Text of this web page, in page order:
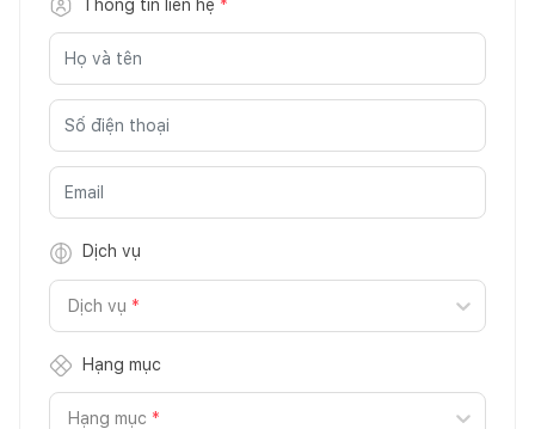
Thông tin liên hệ *
Dịch vụ
Dịch vụ *
Hạng mục
Hạng mục *